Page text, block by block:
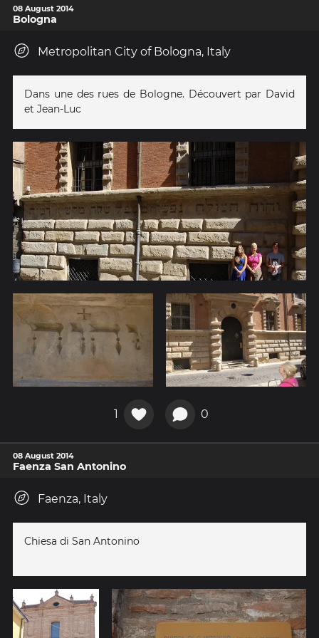
08 August 2014
Bologna
Metropolitan City of Bologna, Italy
Dans une des rues de Bologne. Découvert par David
et Jean-Luc
1 0
08 August 2014
Faenza San Antonino
Faenza, Italy
Chiesa di San Antonino